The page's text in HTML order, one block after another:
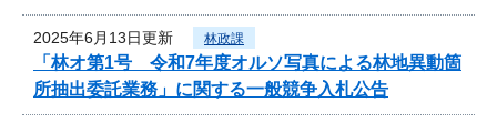
2025年6月13日更新 林政課
「林オ第1号 令和7年度オルソ写真による林地異動箇
所抽出委託業務」に関する一般競争入札公告